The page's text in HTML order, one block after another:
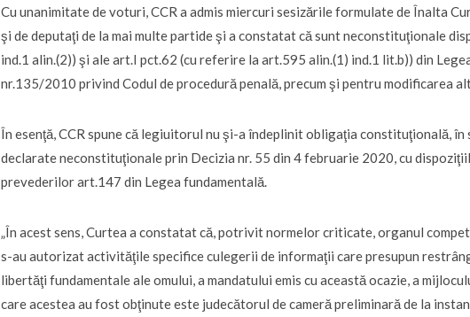
Cu unanimitate de voturi, CCR a admis miercuri sesizările formulate de Înalta
şi de deputaţi de la mai multe partide şi a constatat că sunt neconstituţionale
ind.1 alin.(2)) şi ale art.I pct.62 (cu referire la art.595 alin.(1) ind.1 lit.b)) din
nr.135/2010 privind Codul de procedură penală, precum şi pentru modificarea
În esenţă, CCR spune că legiuitorul nu şi-a îndeplinit obligaţia constituţională,
declarate neconstituţionale prin Decizia nr. 55 din 4 februarie 2020, cu
prevederilor art.147 din Legea fundamentală.
„În acest sens, Curtea a constatat că, potrivit normelor criticate, organul
s-au autorizat activităţile specifice culegerii de informaţii care presupun
libertăţi fundamentale ale omului, a mandatului emis cu această ocazie, a
care acestea au fost obţinute este judecătorul de cameră preliminară de la